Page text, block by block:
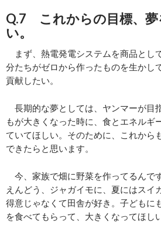
Q.7 これからの目標、夢
い。
まず、熱電発電システムを商品とし
分たちがゼロから作ったものを生かし
貢献したい。
長期的な夢としては、ヤンマーが目
もが大きくなった時に、食とエネルギ
ていてほしい。そのために、これから
できたらと思います。
今、家族で畑に野菜を作ってるんで
えんどう、ジャガイモに、夏にはスイ
得意じゃなくて田舎が好き。子どもに
を食べてもらって、大きくなってほし